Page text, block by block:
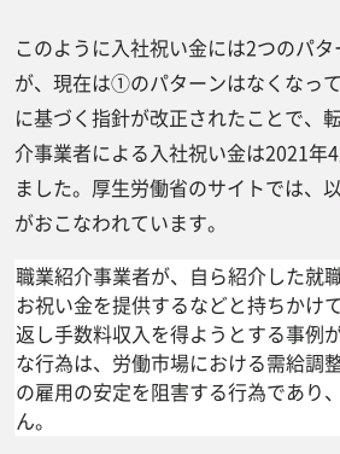
このように入社祝い金には2つのパ
が、現在は①のパターンはなくなっ
に基づく指針が改正されたことで、
介事業者による入社祝い金は2021年
ました。厚生労働省のサイトでは、
がおこなわれています。
職業紹介事業者が、自ら紹介した就
お祝い金を提供するなどと持ちかけ
返し手数料収入を得ようとする事例
な行為は、労働市場における需給調
の雇用の安定を阻害する行為であり
ん。